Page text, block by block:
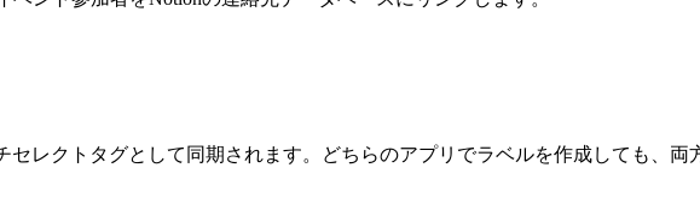
セレクトタグとして同期されます。どちらのアプリでラベルを作成しても、両